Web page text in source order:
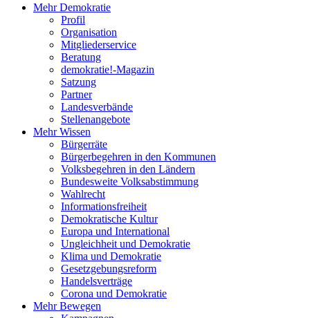
Mehr Demokratie
Profil
Organisation
Mitgliederservice
Beratung
demokratie!-Magazin
Satzung
Partner
Landesverbände
Stellenangebote
Mehr Wissen
Bürgerräte
Bürgerbegehren in den Kommunen
Volksbegehren in den Ländern
Bundesweite Volksabstimmung
Wahlrecht
Informationsfreiheit
Demokratische Kultur
Europa und International
Ungleichheit und Demokratie
Klima und Demokratie
Gesetzgebungsreform
Handelsverträge
Corona und Demokratie
Mehr Bewegen